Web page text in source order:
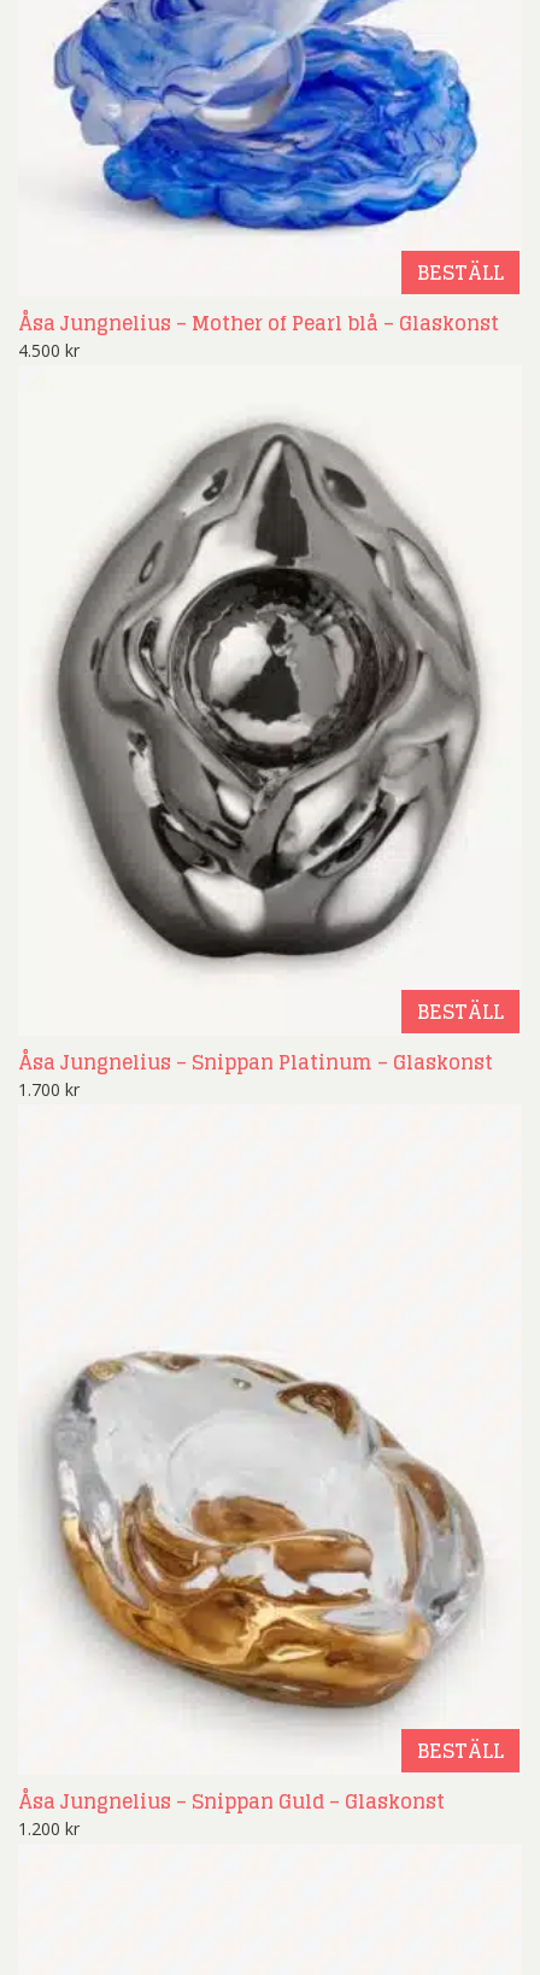
BESTÄLL
Åsa Jungnelius – Mother of Pearl blå – Glaskonst
4.500 kr
BESTÄLL
Åsa Jungnelius – Snippan Platinum – Glaskonst
1.700 kr
BESTÄLL
Åsa Jungnelius – Snippan Guld – Glaskonst
1.200 kr